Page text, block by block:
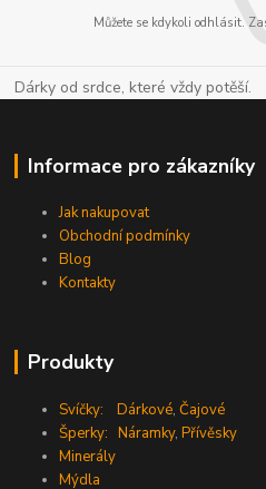
Můžete se kdykoli odhlásit.
Dárky od srdce, které vždy potěší.
Informace pro zákazníky
Jak nakupovat
Obchodní podmínky
Blog
Kontakty
Produkty
Svíčky: Dárkové,Čajové
Šperky: Náramky,Přívěsky
Minerály
Mýdla